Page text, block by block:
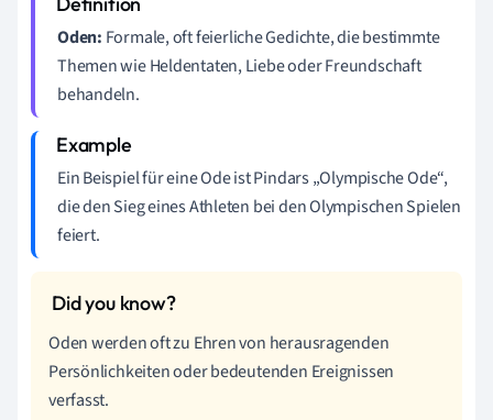
Oden: Formale, oft feierliche Gedichte, die bestimmte
Themen wie Heldentaten, Liebe oder Freundschaft
behandeln.
Ein Beispiel für eine Ode ist Pindars „Olympische Ode“,
die den Sieg eines Athleten bei den Olympischen Spielen
feiert.
Oden werden oft zu Ehren von herausragenden
Persönlichkeiten oder bedeutenden Ereignissen
verfasst.